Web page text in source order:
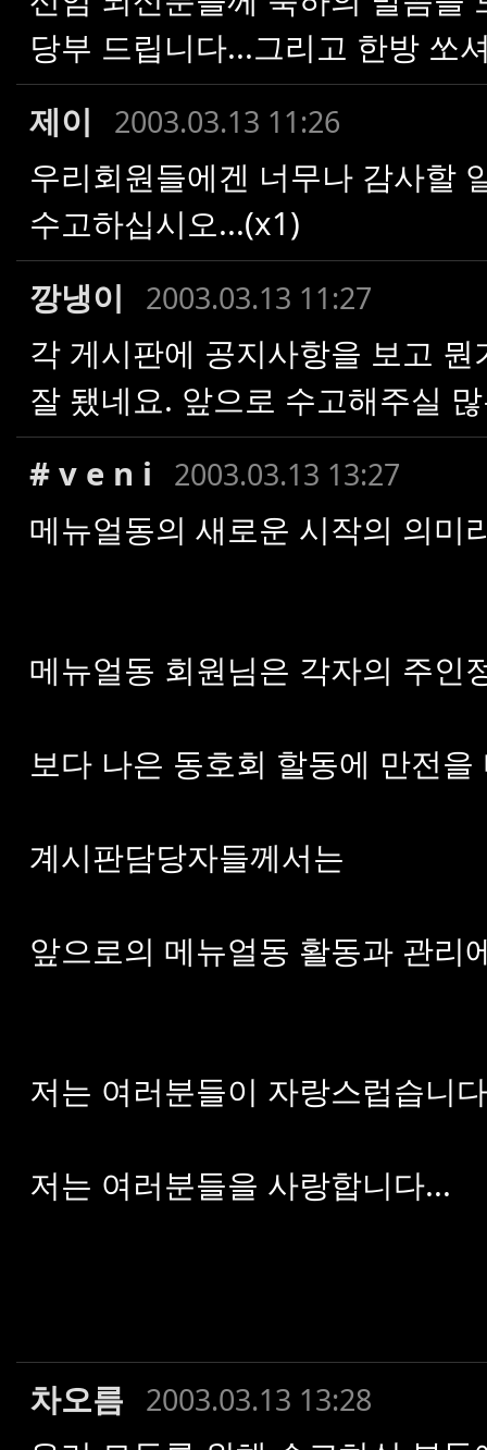
당부 드립니다...그리고 한방 쏘
제이
2003.03.13 11:26
우리회원들에겐 너무나 감사할
수고하십시오...(x1)
깡냉이
2003.03.13 11:27
각 게시판에 공지사항을 보고
잘 됐네요. 앞으로 수고해주실
# v e n i
2003.03.13 13:27
메뉴얼동의 새로운 시작의 의미
메뉴얼동 회원님은 각자의 주인
보다 나은 동호회 할동에 만전
계시판담당자들께서는
앞으로의 메뉴얼동 활동과 관리
저는 여러분들이 자랑스럽습니
저는 여러분들을 사랑합니다...
차오름 2003.03.13 13:28